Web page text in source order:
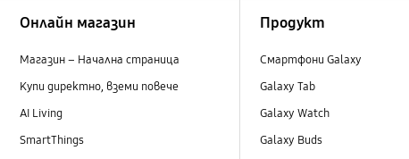
Онлайн магазин
Магазин – Начална страница
Купи директно, вземи повече
AI Living
SmartThings
Продукт
Смартфони Galaxy
Galaxy Tab
Galaxy Watch
Galaxy Buds